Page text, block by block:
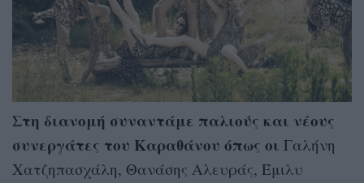
Στη διανομή συναντάμε παλιούς και νέους
συνεργάτες του Καραθάνου όπως οι Γαλήνη
Χατζηπασχάλη, Θανάσης Αλευράς, Έμιλυ